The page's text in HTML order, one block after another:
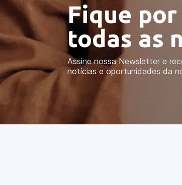
Fique
todas as
Assine nossa Newsletter e
notícias e oportunidades da